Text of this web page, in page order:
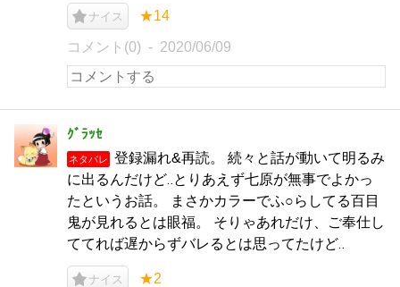
ナイス ★14
コメント(0) 2020/06/09
ｸﾞﾗｯｾ
ネタバレ
登録漏れ&再読。 続々と話が動いて明るみ
に出るんだけど‥とりあえず七原が無事でよかっ
たというお話。 まさかカラーでふ○らしてる百目
鬼が見れるとは眼福。 そりゃあれだけ、ご奉仕し
ててれば遅からずバレるとは思ってたけど‥
ナイス ★2